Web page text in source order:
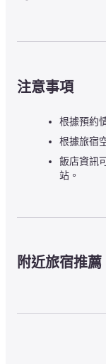
注意事項
根據預約
根據旅宿
飯店資訊
站。
附近旅宿推薦